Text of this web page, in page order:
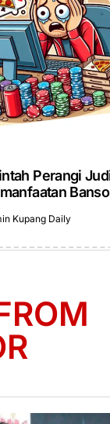
Perangi
Kupang Daily